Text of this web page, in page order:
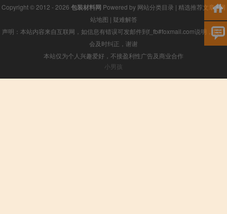
Copyright © 2012 - 2026 包装材料网 Powered by 网站分类目录 | 精选推荐文章|网
站地图 | 疑难解答
声明：本站内容来自互联网，如信息有错误可发邮件到f_fb#foxmail.com说明，我们
会及时纠正，谢谢
本站仅为个人兴趣爱好，不接盈利性广告及商业合作
小男孩